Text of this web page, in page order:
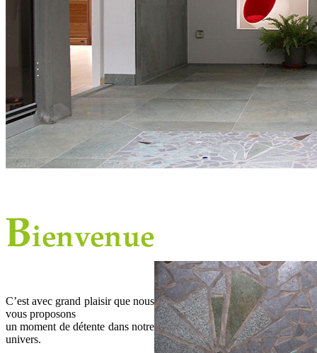
C’est avec grand plaisir que nous
vous proposons
un moment de détente dans notre
univers.